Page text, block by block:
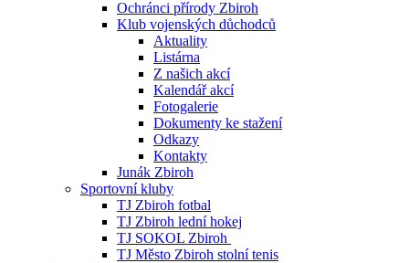
Ochránci přírody Zbiroh
Klub vojenských důchodců
Aktuality
Listárna
Z našich akcí
Kalendář akcí
Fotogalerie
Dokumenty ke stažení
Odkazy
Kontakty
Junák Zbiroh
Sportovní kluby
TJ Zbiroh fotbal
TJ Zbiroh lední hokej
TJ SOKOL Zbiroh
TJ Město Zbiroh stolní tenis